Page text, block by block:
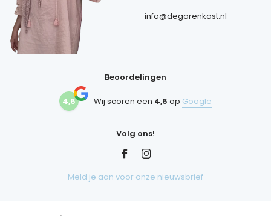
info@degarenkast.nl
Beoordelingen
4,6 Wij scoren een 4,6 op Google
Volg ons!
Meld je aan voor onze nieuwsbrief